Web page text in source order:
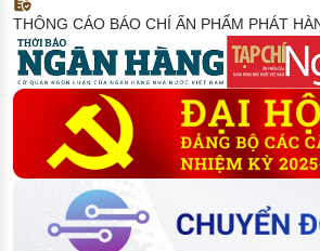
THÔNG CÁO BÁO CHÍ ẤN PHẨM PHÁT